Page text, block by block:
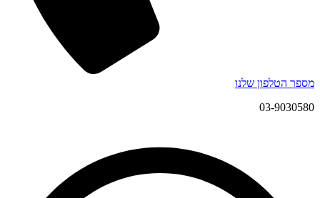
מספר הטלפון שלנו
03-9030580